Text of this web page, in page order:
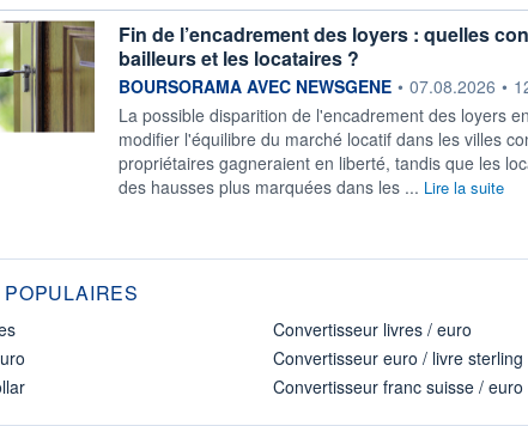
Fin de l’encadrement des loyers : quelles
bailleurs et les locataires ?
information fournie par
BOURSORAMA AVEC NEWSGENE • 07.08.2026 •
La possible disparition de l'encadrement des loyers
modifier l'équilibre du marché locatif dans les villes
propriétaires gagneraient en liberté, tandis que les
des hausses plus marquées dans les ... Lire la suite
Convertisseur livres / euro
Convertisseur euro / livre sterling
Convertisseur franc suisse / euro